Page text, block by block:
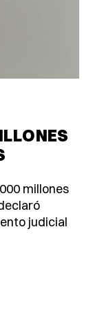
millones
judicial